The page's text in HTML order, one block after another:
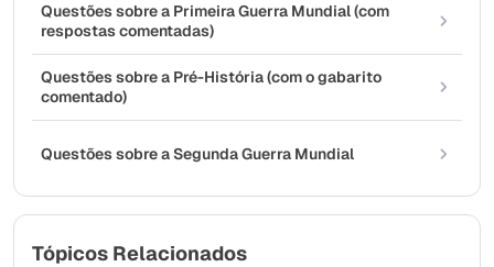
Questões sobre a Primeira Guerra Mundial (com
respostas comentadas)
Questões sobre a Pré-História (com o gabarito
comentado)
Questões sobre a Segunda Guerra Mundial
Tópicos Relacionados